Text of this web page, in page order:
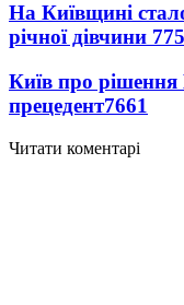
На Київщині
річної дівчини
Київ про
прецедент7661
Читати коментарі